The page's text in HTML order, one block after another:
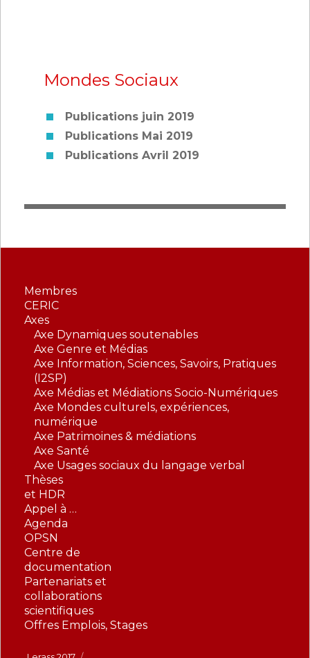
Mondes Sociaux
Publications juin 2019
Publications Mai 2019
Publications Avril 2019
Membres
CERIC
Axes
Axe Dynamiques soutenables
Axe Genre et Médias
Axe Information, Sciences, Savoirs, Pratiques
(I2SP)
Axe Médias et Médiations Socio-Numériques
Axe Mondes culturels, expériences,
numérique
Axe Patrimoines & médiations
Axe Santé
Axe Usages sociaux du langage verbal
Thèses
et HDR
Appel à …
Agenda
OPSN
Centre de
documentation
Partenariats et
collaborations
scientifiques
Offres Emplois, Stages